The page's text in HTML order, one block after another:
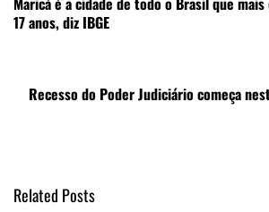
17 anos, diz IBGE
Recesso do Poder Judiciário começa
Related Posts